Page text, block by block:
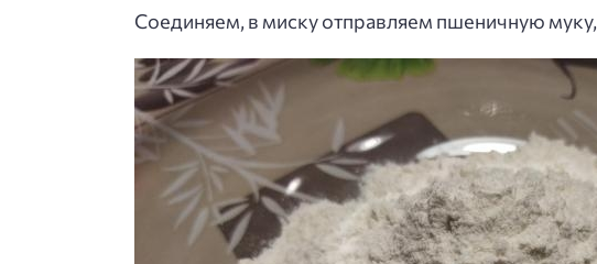
Соединяем, в миску отправляем пшеничную муку,